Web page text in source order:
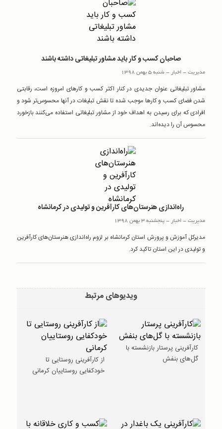
صاحبان کسب و کار باید مشاور تبلیغاتی داشته باشند
مدیریت-اخبار - شنبه 5 بهمن 1398
مشاور تبلیغاتی عنوان جدیدی در کنار اکثر کسب و کارهای امروزه است، رقابتی
شدن فضای کسب و کارها موجب شده تا نقش تبلیغات در آنها محسوس‌تر شود و
افرادی که برای رسیدن به اهداف خود از مشاور تبلیغاتی استفاده می‌کنند بازخورد
محسوس آن را دیده‌اند.
راه‌اندازی هنرستان‌های کارآفرین و تولیدی در کرمانشاه
مدیریت-اخبار -پنجشنبه 3 بهمن 1398
مدیرکل آموزش و پرورش استان کرمانشاه بر لزوم راه‌اندازی هنرستان‌های کارآفرین
و تولیدی در این استان تاکید کرد.
ویدیوهای مرتبط
کارآفرینی پرستار بازنشسته با
گل‌های بنفش
از کارآفرینی روستایی تا
خودکفایی روستاییان کرمانی